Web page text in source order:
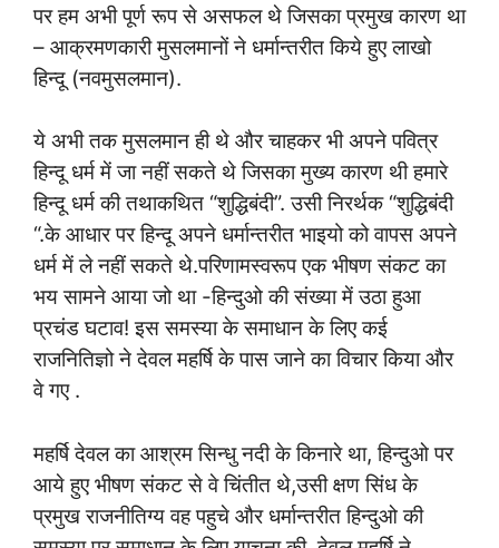
पर हम अभी पूर्ण रूप से असफल थे जिसका प्रमुख कारण था
– आक्रमणकारी मुसलमानों ने धर्मान्तरीत किये हुए लाखो
हिन्दू (नवमुसलमान).
ये अभी तक मुसलमान ही थे और चाहकर भी अपने पवित्र
हिन्दू धर्म में जा नहीं सकते थे जिसका मुख्य कारण थी हमारे
हिन्दू धर्म की तथाकथित “शुद्धिबंदी”. उसी निरर्थक “शुद्धिबंदी
“.के आधार पर हिन्दू अपने धर्मान्तरीत भाइयो को वापस अपने
धर्म में ले नहीं सकते थे.परिणामस्वरूप एक भीषण संकट का
भय सामने आया जो था -हिन्दुओ की संख्या में उठा हुआ
प्रचंड घटाव! इस समस्या के समाधान के लिए कई
राजनितिज्ञो ने देवल महर्षि के पास जाने का विचार किया और
वे गए .
महर्षि देवल का आश्रम सिन्धु नदी के किनारे था, हिन्दुओ पर
आये हुए भीषण संकट से वे चिंतीत थे,उसी क्षण सिंध के
प्रमुख राजनीतिग्य वह पहुचे और धर्मान्तरीत हिन्दुओ की